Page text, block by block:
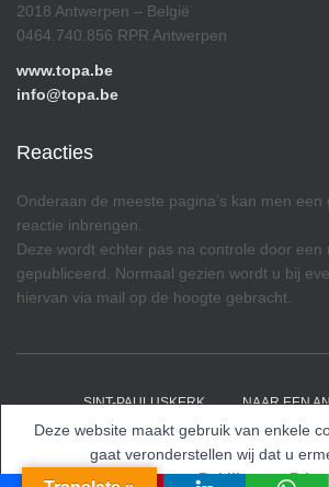
2018 Antwerpen – België
0464.740.856 RPR Antwerpen
www.topa.be
info@topa.be
Reacties
Onderaan de meeste pagina’s kan men
reactie inbrengen.
Deze wordt echter pas na controle door een
gepubliceerd. Normaal gezien wordt u bij
hiervan via mail op de hoogte gebracht.
SINT-PAULUSKERK NAAR EEN
Hestia | Ontwikkeld door
Deze website maakt gebruik van enkele
gaat veronderstellen wij dat u
Accepteren Bekijk onze